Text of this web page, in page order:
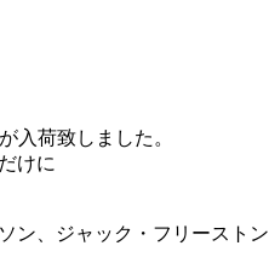
入荷致しました。
けに
ン、ジャック・フリーストン